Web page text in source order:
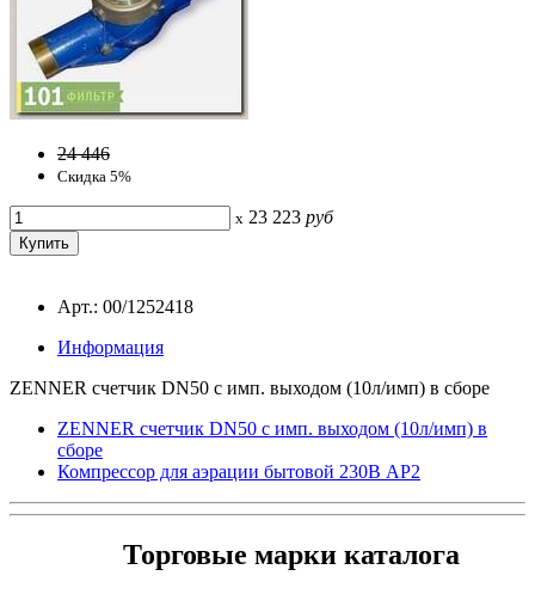
24 446
Скидка 5%
x 23 223 руб
Арт.: 00/1252418
Информация
ZENNER счетчик DN50 с имп. выходом (10л/имп) в сборе
ZENNER счетчик DN50 с имп. выходом (10л/имп) в
сборе
Компрессор для аэрации бытовой 230В AP2
Торговые марки каталога